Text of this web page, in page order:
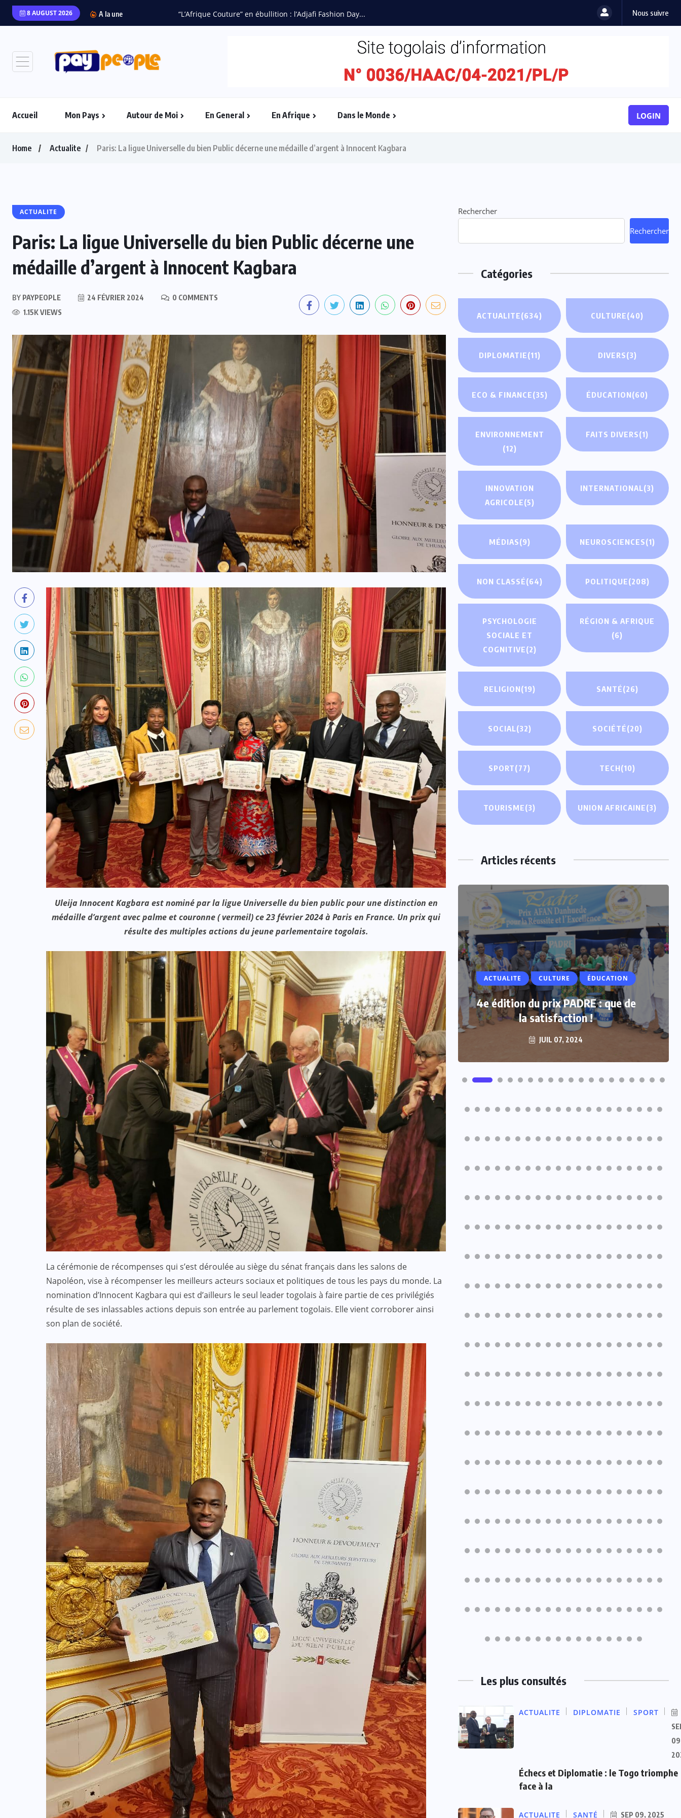
8 AUGUST 2026 A la une “L’Afrique Couture” en ébullition : l’Adjafi Fashion Day... Nous suivre
Accueil Mon Pays Autour de Moi En General En Afrique Dans le Monde LOGIN
Home Actualite Paris: La ligue Universelle du bien Public décerne une médaille d’argent à Innocent Kagbara
ACTUALITE
Paris: La ligue Universelle du bien Public décerne une
médaille d’argent à Innocent Kagbara
BY PAYPEOPLE 24 FÉVRIER 2024
0 COMMENTS
1.15K VIEWS
Uleija Innocent Kagbara est nominé par la ligue Universelle du bien public pour une distinction en
médaille d’argent avec palme et couronne ( vermeil) ce 23 février 2024 à Paris en France. Un prix qui
résulte des multiples actions du jeune parlementaire togolais.
La cérémonie de récompenses qui s’est déroulée au siège du sénat français dans les salons de
Napoléon, vise à récompenser les meilleurs acteurs sociaux et politiques de tous les pays du monde. La
nomination d’Innocent Kagbara qui est d’ailleurs le seul leader togolais à faire partie de ces privilégiés
résulte de ses inlassables actions depuis son entrée au parlement togolais. Elle vient corroborer ainsi
son plan de société.
Rechercher
Rechercher
Catégories
ACTUALITE(634) CULTURE(40)
DIPLOMATIE(11) DIVERS(3)
ECO & FINANCE(35) ÉDUCATION(60)
ENVIRONNEMENT
(12)
FAITS DIVERS(1)
INNOVATION
AGRICOLE(5)
INTERNATIONAL(3)
MÉDIAS(9) NEUROSCIENCES(1)
NON CLASSÉ(64) POLITIQUE(208)
PSYCHOLOGIE
SOCIALE ET
COGNITIVE(2)
RÉGION & AFRIQUE
(6)
RELIGION(19) SANTÉ(26)
SOCIAL(32) SOCIÉTÉ(20)
SPORT(77) TECH(10)
TOURISME(3) UNION AFRICAINE(3)
Articles récents
ACTUALITE CULTURE SPORT
Evala 2024 : Une présence
effective du Dr Lidi Bessi Kama
JUIL 07, 2024
ACTUALITE CULTURE ÉDUCATION
4e édition du prix PADRE : que de
la satisfaction !
JUIL 07, 2024
ACTUALITE
Vacances parlementaires : les
députés renforcent leur proximité
avec les populations
JUIL 07, 2024
Les plus consultés
ACTUALITE DIPLOMATIE SPORT
Échecs et Diplomatie : le Togo triomphe
face à la
ACTUALITE SANTÉ SEP 09, 2025